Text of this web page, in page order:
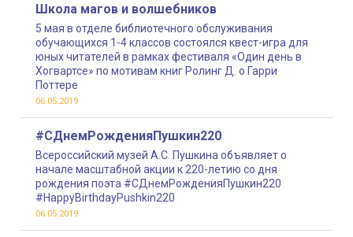
Школа магов и волшебников
5 мая в отделе библиотечного обслуживания
обучающихся 1-4 классов состоялся квест-игра для
юных читателей в рамках фестиваля «Один день в
Хогвартсе» по мотивам книг Ролинг Д. о Гарри
Поттере
06.05.2019
#СДнемРожденияПушкин220
Всероссийский музей А.С. Пушкина объявляет о
начале масштабной акции к 220-летию со дня
рождения поэта #СДнемРожденияПушкин220
#HappyBirthdayPushkin220
06.05.2019